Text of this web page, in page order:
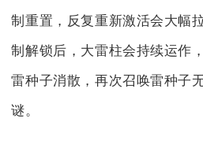
制重置，反复重新激活会大幅
制解锁后，大雷柱会持续运作
雷种子消散，再次召唤雷种子
谜。